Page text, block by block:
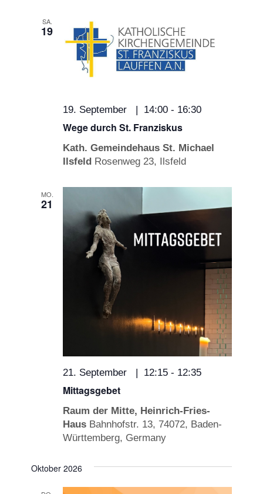
SA.
19
Wege durch St. Franziskus
19. September | 14:00 - 16:30
Kath. Gemeindehaus St. Michael
Ilsfeld Rosenweg 23, Ilsfeld
MO.
21
Mittagsgebet
21. September | 12:15 - 12:35
Raum der Mitte, Heinrich-Fries-
Haus Bahnhofstr. 13, 74072, Baden-
Württemberg, Germany
Oktober 2026